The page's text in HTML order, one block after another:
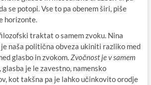
se potopi. Vse to pa obenem širi, piše
horizonte.
traktat o samem zvoku. Nina
naša politična obveza ukiniti razliko med
glasbo in zvokom.Zvočnost je v samem
glasba je le zavestno, namensko
kot takšna pa je lahko učinkovito orodje